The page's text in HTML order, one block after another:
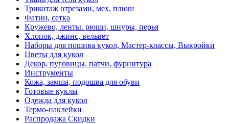
Трикотаж отрезами, мех, плюш
Фатин, сетка
Кружево, ленты. рюши, шнуры, перья
Хлопок, джинс, вельвет
Наборы для пошива кукол, Мастер-классы, Выкройки
Цветы для кукол
Декор, пуговицы, патчи, фурнитура
Инструменты
Кожа, замша, подошва для обуви
Готовые куклы
Одежда для кукол
Термо-наклейки
Распродажа Скидки